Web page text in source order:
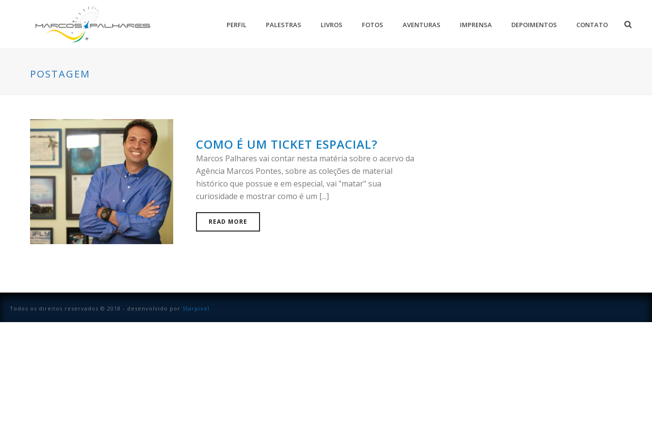
PERFIL PALESTRAS LIVROS FOTOS AVENTURAS IMPRENSA DEPOIMENTOS CONTATO
POSTAGEM
COMO É UM TICKET ESPACIAL?
Marcos Palhares vai contar nesta matéria sobre o acervo da
Agência Marcos Pontes, sobre as coleções de material
histórico que possue e em especial, vai "matar" sua
curiosidade e mostrar como é um [...]
READ MORE
Todos os direitos reservados © 2018 - desenvolvido por Starpixel